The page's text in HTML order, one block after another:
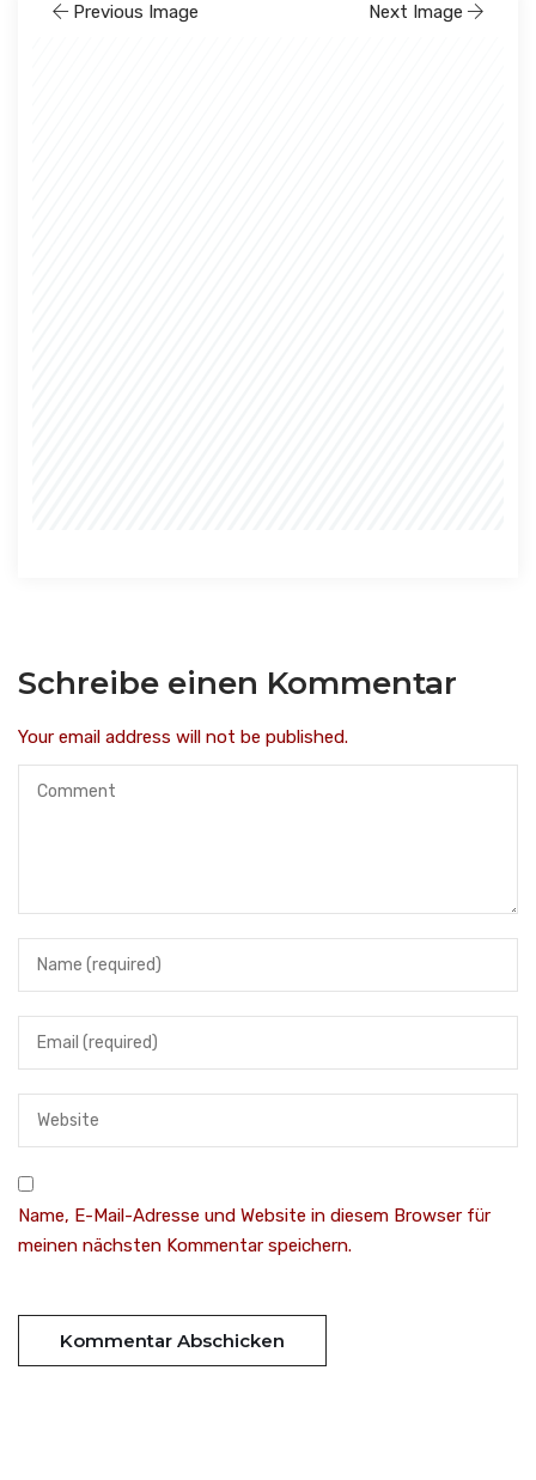
Previous Image Next Image
Schreibe einen Kommentar
Your email address will not be published.
Name, E-Mail-Adresse und Website in diesem Browser für
meinen nächsten Kommentar speichern.